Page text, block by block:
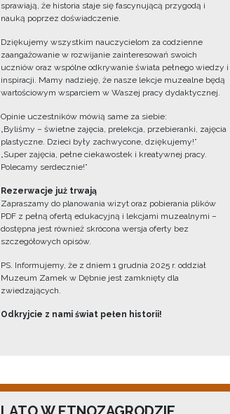
sprawiają, że historia staje się fascynującą przygodą i
nauką poprzez doświadczenie.
Dziękujemy wszystkim nauczycielom za codzienne
zaangażowanie w rozwijanie zainteresowań swoich
uczniów oraz wspólne odkrywanie świata pełnego wiedzy i
inspiracji. Mamy nadzieję, że nasze lekcje muzealne będą
wartościowym wsparciem w Waszej pracy dydaktycznej.
Opinie uczestników mówią same za siebie:
„Byliśmy – świetne zajęcia, prelekcja, przebieranki, zajęcia
plastyczne. Dzieci były zachwycone, dziękujemy!”
„Super zajęcia, pełne ciekawostek i kreatywnej pracy.
Polecamy serdecznie!”
Rezerwacje już trwają
Zapraszamy do planowania wizyt oraz pobierania plików
PDF z pełną ofertą edukacyjną i lekcjami muzealnymi –
dostępna jest również skrócona wersja oferty bez
szczegółowych opisów.
PS. Informujemy, że z dniem 1 grudnia 2025 r. oddział
Muzeum Zamek w Dębnie jest zamknięty dla
zwiedzających.
Odkryjcie z nami świat pełen historii!